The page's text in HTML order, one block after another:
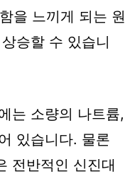
을 느끼게 되는 원
승할 수 있습니
는 소량의 나트륨,
있습니다. 물론
전반적인 신진대